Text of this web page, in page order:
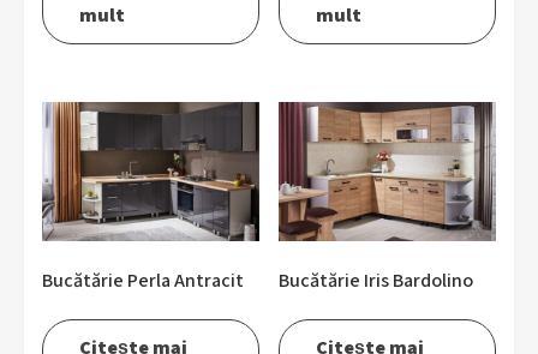
mult
mult
Bucătărie Perla Antracit
Citește mai
Bucătărie Iris Bardolino
Citește mai